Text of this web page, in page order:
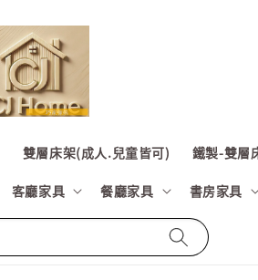
雙層床架(成人.兒童皆可) 鐵製-雙層
客廳家具 餐廳家具 書房家具